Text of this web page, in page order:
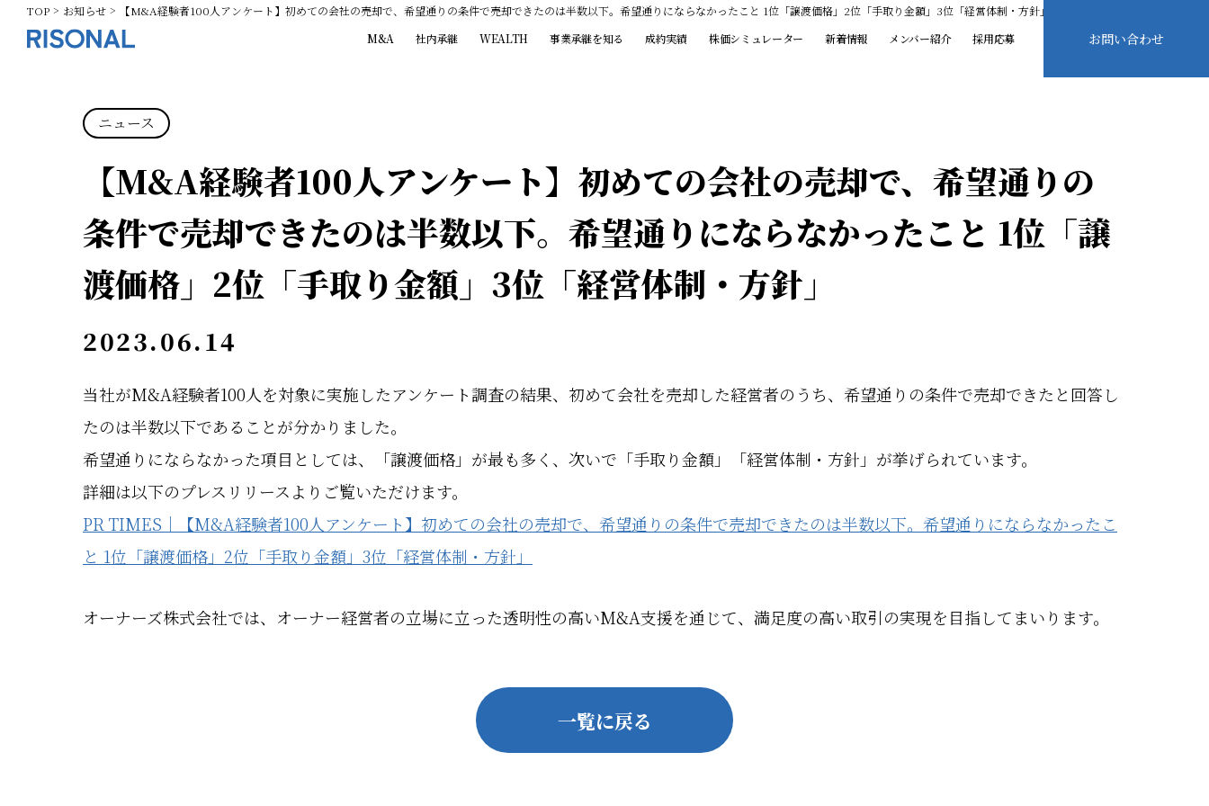
M&A 社内承継 WEALTH 事業承継を知る 成約実績 株価シミュレーター 新着情報 メンバー紹介 採用応募 お問い合わせ
TOP お知らせ 【M&A経験者100人アンケート】初めての会社の売却で、希望通りの条件で売却できたのは半数以下。希望通りにならなかったこと 1位「譲渡価格」2位「手取り金額」3位「経営体制・方針」
ニュース
【M&A経験者100人アンケート】初めての会社の売却で、希望通りの
条件で売却できたのは半数以下。希望通りにならなかったこと 1位「譲
渡価格」2位「手取り金額」3位「経営体制・方針」
2023.06.14
当社がM&A経験者100人を対象に実施したアンケート調査の結果、初めて会社を売却した経営者のうち、希望通りの条件で売却できたと回答し
たのは半数以下であることが分かりました。
希望通りにならなかった項目としては、「譲渡価格」が最も多く、次いで「手取り金額」「経営体制・方針」が挙げられています。
詳細は以下のプレスリリースよりご覧いただけます。
PR TIMES｜【M&A経験者100人アンケート】初めての会社の売却で、希望通りの条件で売却できたのは半数以下。希望通りにならなかったこ
と 1位「譲渡価格」2位「手取り金額」3位「経営体制・方針」
オーナーズ株式会社では、オーナー経営者の立場に立った透明性の高いM&A支援を通じて、満足度の高い取引の実現を目指してまいります。
一覧に戻る